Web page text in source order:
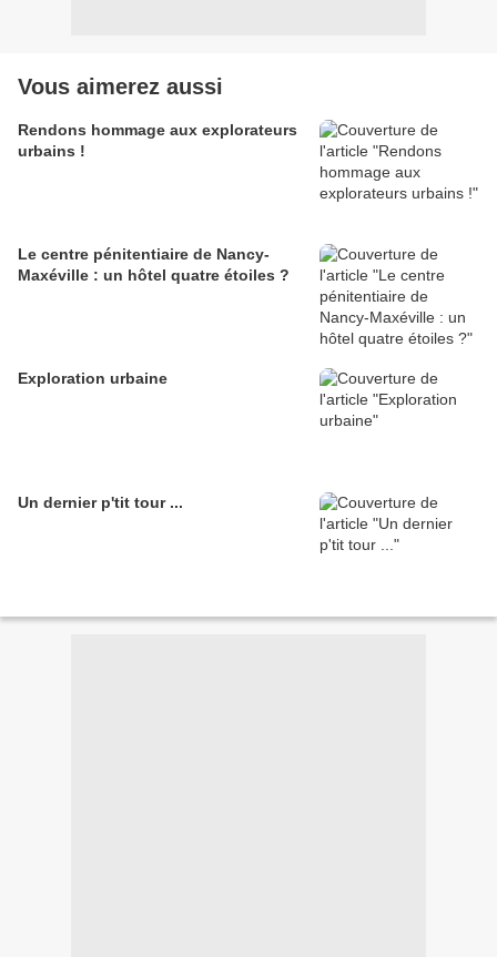
Vous aimerez aussi
Rendons hommage aux explorateurs
urbains !
Le centre pénitentiaire de Nancy-
Maxéville : un hôtel quatre étoiles ?
Exploration urbaine
Un dernier p'tit tour ...